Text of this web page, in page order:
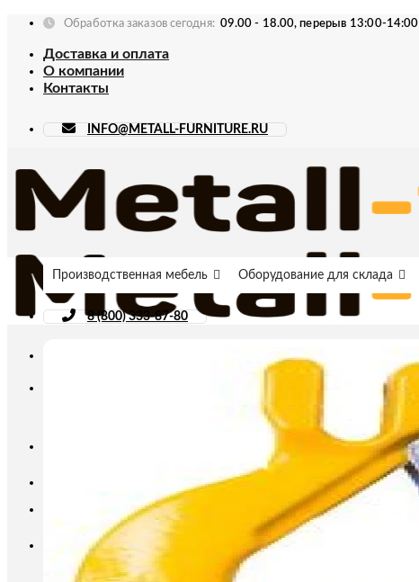
Skip
content
Обработка заказов сегодня: 09.00 - 18.00, перерыв 13:00-14:00
Доставка и оплата
О компании
Контакты
INFO@METALL-FURNITURE.RU
Корзина
Производственная мебель Оборудование для склада
8 (800) 333-87-80